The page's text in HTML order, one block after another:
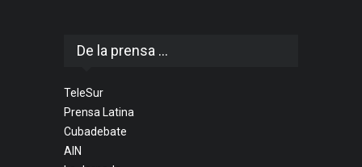
De la prensa ...
TeleSur
Prensa Latina
Cubadebate
AIN